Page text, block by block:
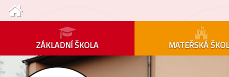
ZÁKLADNÍ ŠKOLA MATEŘSKÁ